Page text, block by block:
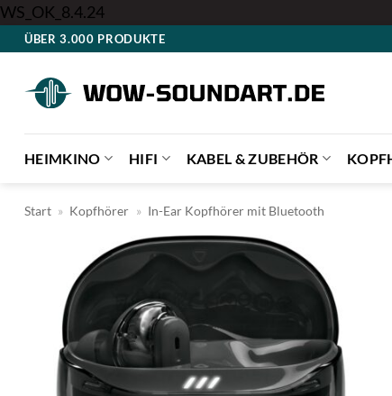
WS_OK_8.4.24Zum
Inhalt
ÜBER 3.000 PRODUKTE
HEIMKINO HIFI KABEL & ZUBEHÖR
Start » Kopfhörer » In-Ear Kopfhörer mit Bluetooth